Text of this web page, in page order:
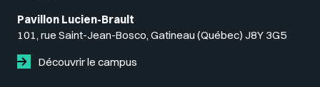
Pavillon Lucien-Brault
101, rue Saint-Jean-Bosco, Gatineau (Québec) J8Y 3G5
Découvrir le campus